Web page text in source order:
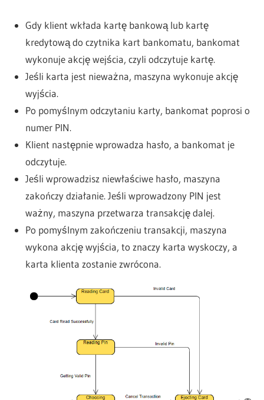
Gdy klient wkłada kartę bankową lub kartę
kredytową do czytnika kart bankomatu, bankomat
wykonuje akcję wejścia, czyli odczytuje kartę.
Jeśli karta jest nieważna, maszyna wykonuje akcję
wyjścia.
Po pomyślnym odczytaniu karty, bankomat poprosi o
numer PIN.
Klient następnie wprowadza hasło, a bankomat je
odczytuje.
Jeśli wprowadzisz niewłaściwe hasło, maszyna
zakończy działanie. Jeśli wprowadzony PIN jest
ważny, maszyna przetwarza transakcję dalej.
Po pomyślnym zakończeniu transakcji, maszyna
wykona akcję wyjścia, to znaczy karta wyskoczy, a
karta klienta zostanie zwrócona.